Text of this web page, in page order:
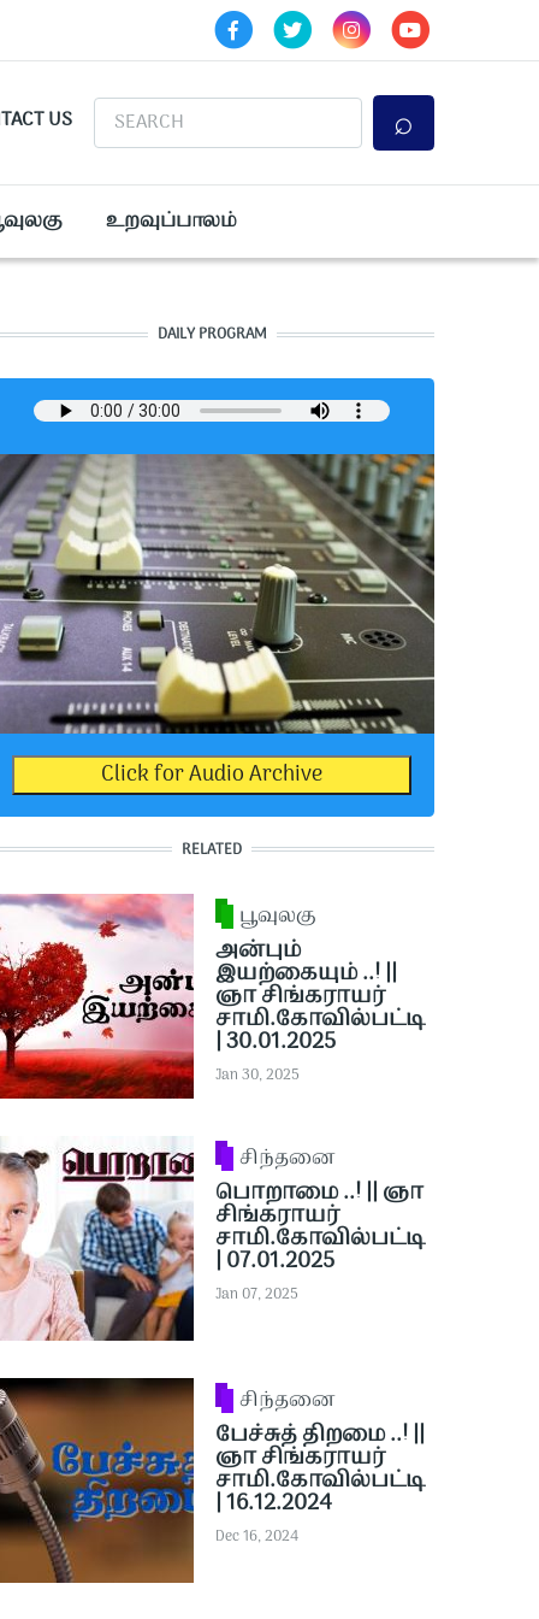
US Search
உறவுப்பாலம்
DAILY PROGRAM
Click for Audio Archive
RELATED
பூவுலகு
அன்பும்
இயற்கையும் ..! ||
ஞா சிங்கராயர்
சாமி.கோவில்பட்டி
| 30.01.2025
Jan 30, 2025
சிந்தனை
பொறாமை ..! || ஞா
சிங்கராயர்
சாமி.கோவில்பட்டி
| 07.01.2025
Jan 07, 2025
சிந்தனை
பேச்சுத் திறமை ..! ||
ஞா சிங்கராயர்
சாமி.கோவில்பட்டி
| 16.12.2024
Dec 16, 2024